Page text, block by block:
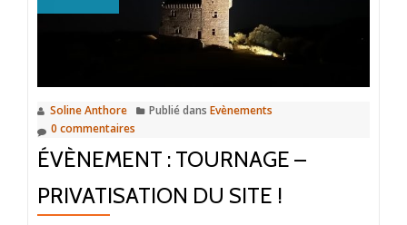
Soline Anthore Publié dans Evènements
0 commentaires
ÉVÈNEMENT : TOURNAGE –
PRIVATISATION DU SITE !